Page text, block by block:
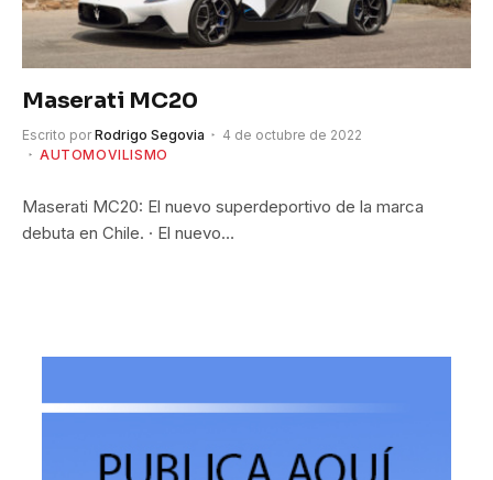
Maserati MC20
Escrito por Rodrigo Segovia
4 de octubre de 2022
AUTOMOVILISMO
Maserati MC20: El nuevo superdeportivo de la marca
debuta en Chile. · El nuevo…